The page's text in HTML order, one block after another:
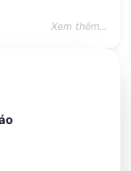
Xem thêm...